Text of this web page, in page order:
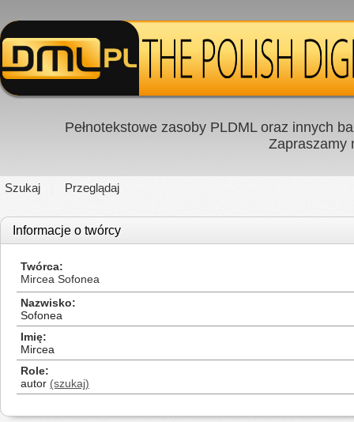
Pełnotekstowe zasoby PLDML oraz innych
Zapraszamy
Szukaj Przeglądaj
Informacje o twórcy
Twórca
Mircea Sofonea
Nazwisko
Sofonea
Imię
Mircea
Role
autor (szukaj)